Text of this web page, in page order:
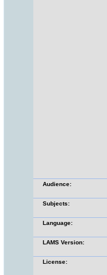
Audience:
Subjects:
Language:
LAMS Version:
License: